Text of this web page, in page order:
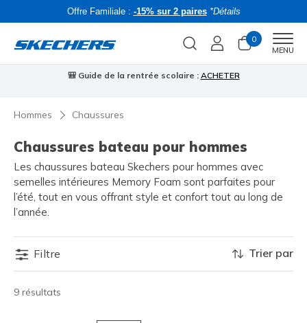
Offre Familiale : -15% sur 2 paires *Détails
0
MENU
🎒 Guide de la rentrée scolaire : ACHETER
Hommes Chaussures
Chaussures bateau pour hommes
Les chaussures bateau Skechers pour hommes avec
semelles intérieures Memory Foam sont parfaites pour
l’été, tout en vous offrant style et confort tout au long de
l’année.
Filtre
9 résultats
Trier par